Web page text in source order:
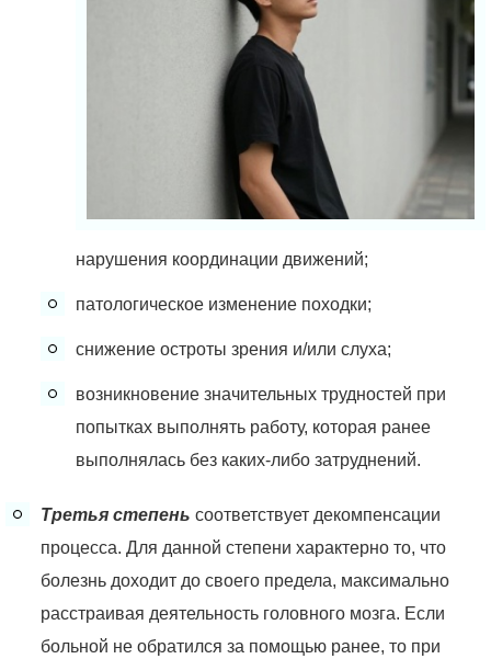
нарушения координации движений;
патологическое изменение походки;
снижение остроты зрения и/или слуха;
возникновение значительных трудностей при
попытках выполнять работу, которая ранее
выполнялась без каких-либо затруднений.
Третья степень соответствует декомпенсации
процесса. Для данной степени характерно то, что
болезнь доходит до своего предела, максимально
расстраивая деятельность головного мозга. Если
больной не обратился за помощью ранее, то при